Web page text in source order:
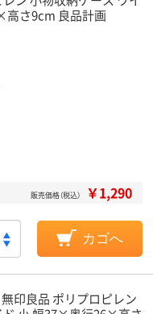
さ9cm 良品計画
販売価格（税込） ￥1,290
カゴへ
無印良品 ポリプロピレン